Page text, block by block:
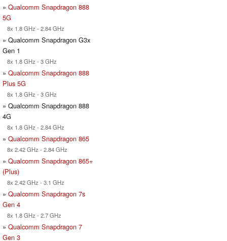
» Qualcomm Snapdragon 888
5G
8x 1.8 GHz - 2.84 GHz
» Qualcomm Snapdragon G3x
Gen 1
8x 1.8 GHz - 3 GHz
» Qualcomm Snapdragon 888
Plus 5G
8x 1.8 GHz - 3 GHz
» Qualcomm Snapdragon 888
4G
8x 1.8 GHz - 2.84 GHz
» Qualcomm Snapdragon 865
8x 2.42 GHz - 2.84 GHz
» Qualcomm Snapdragon 865+
(Plus)
8x 2.42 GHz - 3.1 GHz
» Qualcomm Snapdragon 7s
Gen 4
8x 1.8 GHz - 2.7 GHz
» Qualcomm Snapdragon 7
Gen 3